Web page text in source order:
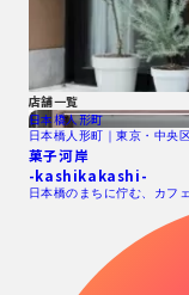
店舗一覧
日本橋人形町
日本橋人形町｜東京・中央
菓子河岸
-kashikakashi-
日本橋のまちに佇む、カフ